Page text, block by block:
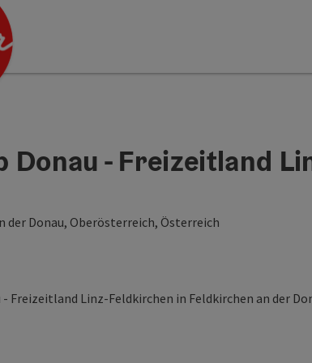
Donau - Freizeitland
der Donau, Oberösterreich, Österreich